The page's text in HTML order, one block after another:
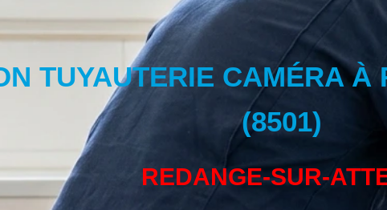
TUYAUTERIE CAMÉRA À
(8501)
REDANGE-SUR-